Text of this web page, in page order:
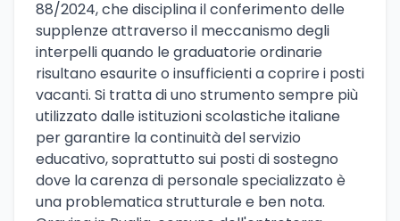
88/2024, che disciplina il conferimento delle
supplenze attraverso il meccanismo degli
interpelli quando le graduatorie ordinarie
risultano esaurite o insufficienti a coprire i posti
vacanti. Si tratta di uno strumento sempre più
utilizzato dalle istituzioni scolastiche italiane
per garantire la continuità del servizio
educativo, soprattutto sui posti di sostegno
dove la carenza di personale specializzato è
una problematica strutturale e ben nota.